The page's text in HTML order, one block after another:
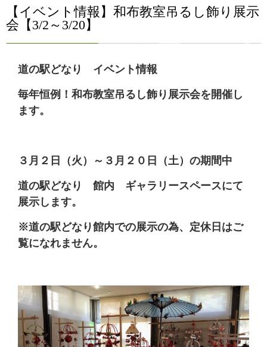
【イベント情報】和布教室吊るし飾り展示
会【3/2～3/20】
道の駅どなり イベント情報
毎年恒例！和布教室吊るし飾り展示会を開催し
ます。
３月２日（火）～３月２０日（土）の期間中
道の駅どなり 館内 ギャラリースペースにて
展示します。
※道の駅どなり館内での展示の為、定休日はご
覧になれません。